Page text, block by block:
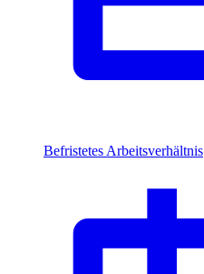
Befristetes Arbeitsverhältnis